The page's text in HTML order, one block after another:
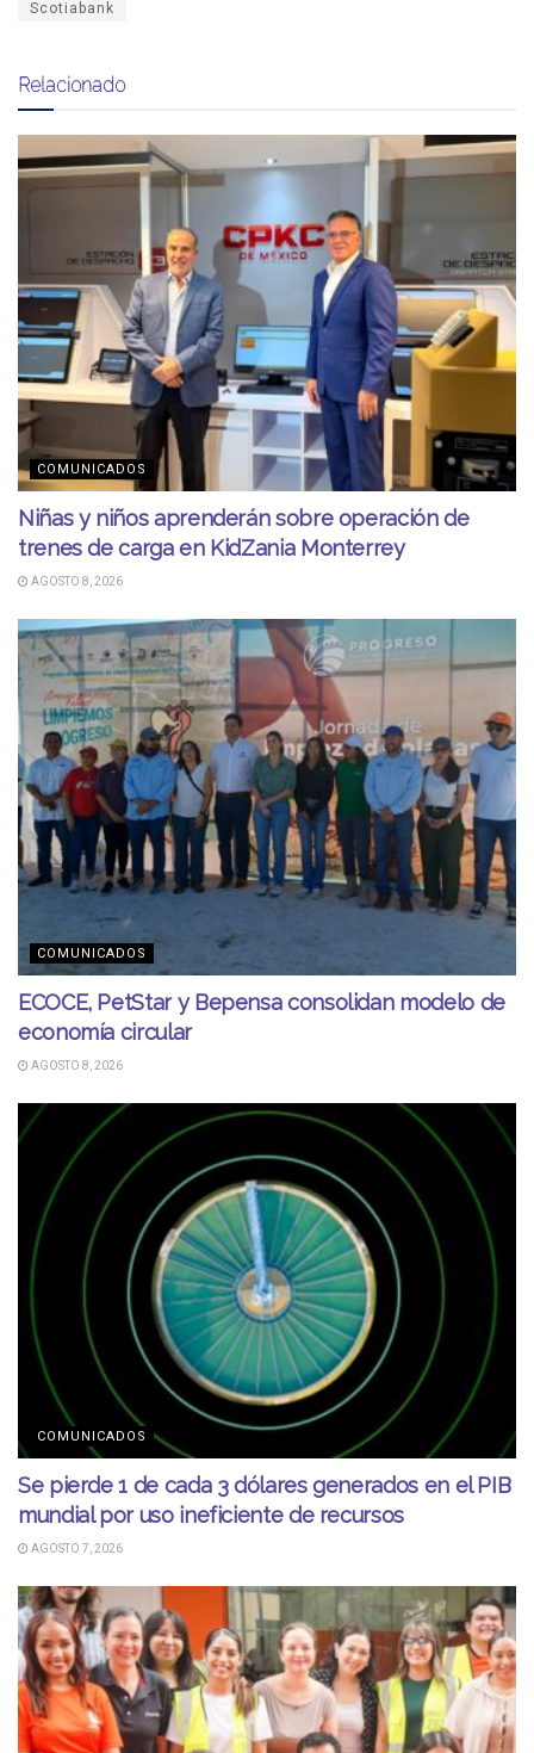
Scotiabank
Relacionado
COMUNICADOS
Niñas y niños aprenderán sobre operación de
trenes de carga en KidZania Monterrey
AGOSTO 8, 2026
COMUNICADOS
ECOCE, PetStar y Bepensa consolidan modelo de
economía circular
AGOSTO 8, 2026
COMUNICADOS
Se pierde 1 de cada 3 dólares generados en el PIB
mundial por uso ineficiente de recursos
AGOSTO 7, 2026